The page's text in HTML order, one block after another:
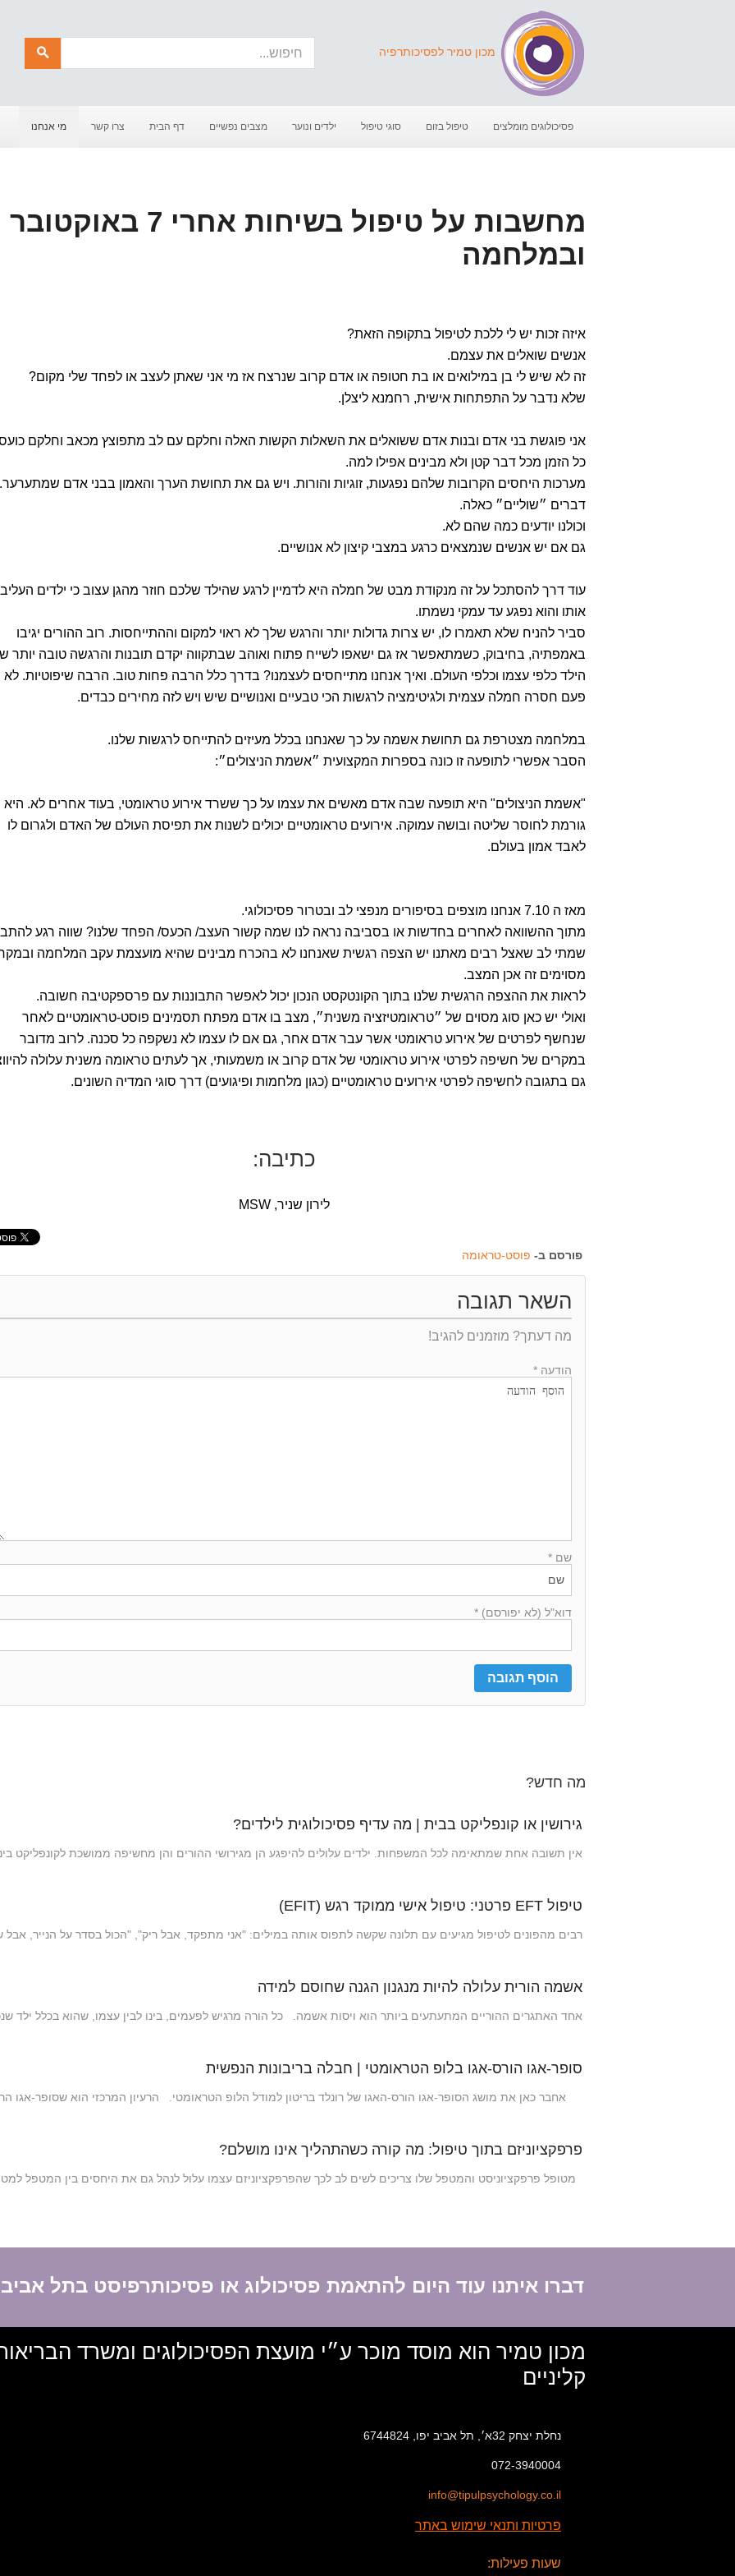
מכון טמיר לפסיכותרפיה
חיפוש
פסיכולוגים מומלצים טיפול בזום סוגי טיפול ילדים ונוער מצבים נפשיים דף הבית צרו קשר מי אנחנו
מחשבות על טיפול בשיחות אחרי 7 באוקטובר
ובמלחמה
איזה זכות יש לי ללכת לטיפול בתקופה הזאת?
אנשים שואלים את עצמם.
זה לא שיש לי בן במילואים או בת חטופה או אדם קרוב שנרצח אז מי אני שאתן לעצב או לפחד שלי מקום?
שלא נדבר על התפתחות אישית, רחמנא ליצלן.
אני פוגשת בני אדם ובנות אדם ששואלים את השאלות הקשות האלה וחלקם עם לב מתפוצץ מכאב וחלקם
כל הזמן מכל דבר קטן ולא מבינים אפילו למה.
מערכות היחסים הקרובות שלהם נפגעות, זוגיות והורות. ויש גם את תחושת הערך והאמון בבני אדם שמתערער.
דברים ״שוליים״ כאלה.
וכולנו יודעים כמה שהם לא.
גם אם יש אנשים שנמצאים כרגע במצבי קיצון לא אנושיים.
עוד דרך להסתכל על זה מנקודת מבט של חמלה היא לדמיין לרגע שהילד שלכם חוזר מהגן עצוב כי ילדים
אותו והוא נפגע עד עמקי נשמתו.
סביר להניח שלא תאמרו לו, יש צרות גדולות יותר והרגש שלך לא ראוי למקום וההתייחסות. רוב ההורים יגיבו
באמפתיה, בחיבוק, כשמתאפשר אז גם ישאפו לשייח פתוח ואוהב שבתקווה יקדם תובנות והרגשה טובה יותר
הילד כלפי עצמו וכלפי העולם. ואיך אנחנו מתייחסים לעצמנו? בדרך כלל הרבה פחות טוב. הרבה שיפוטיות. לא
פעם חסרה חמלה עצמית ולגיטימציה לרגשות הכי טבעיים ואנושיים שיש ויש לזה מחירים כבדים.
במלחמה מצטרפת גם תחושת אשמה על כך שאנחנו בכלל מעיזים להתייחס לרגשות שלנו.
הסבר אפשרי לתופעה זו כונה בספרות המקצועית ״אשמת הניצולים״:
"אשמת הניצולים" היא תופעה שבה אדם מאשים את עצמו על כך ששרד אירוע טראומטי, בעוד אחרים לא. היא
גורמת לחוסר שליטה ובושה עמוקה. אירועים טראומטיים יכולים לשנות את תפיסת העולם של האדם ולגרום לו
לאבד אמון בעולם.
מאז ה 7.10 אנחנו מוצפים בסיפורים מנפצי לב ובטרור פסיכולוגי.
מתוך ההשוואה לאחרים בחדשות או בסביבה נראה לנו שמה קשור העצב/ הכעס/ הפחד שלנו? שווה רגע
שמתי לב שאצל רבים מאתנו יש הצפה רגשית שאנחנו לא בהכרח מבינים שהיא מועצמת עקב המלחמה
מסוימים זה אכן המצב.
לראות את ההצפה הרגשית שלנו בתוך הקונטקסט הנכון יכול לאפשר התבוננות עם פרספקטיבה חשובה.
ואולי יש כאן סוג מסוים של ״טראומטיזציה משנית״, מצב בו אדם מפתח תסמינים פוסט-טראומטיים לאחר
שנחשף לפרטים של אירוע טראומטי אשר עבר אדם אחר, גם אם לו עצמו לא נשקפה כל סכנה. לרוב מדובר
במקרים של חשיפה לפרטי אירוע טראומטי של אדם קרוב או משמעותי, אך לעתים טראומה משנית עלולה
גם בתגובה לחשיפה לפרטי אירועים טראומטיים (כגון מלחמות ופיגועים) דרך סוגי המדיה השונים.
כתיבה:
לירון שניר, MSW
פורסם ב- פוסט-טראומה
השאר תגובה
מה דעתך? מוזמנים להגיב!
הודעה *
שם *
דוא"ל (לא יפורסם) *
מה חדש?
גירושין או קונפליקט בבית | מה עדיף פסיכולוגית לילדים?
אין תשובה אחת שמתאימה לכל המשפחות. ילדים עלולים להיפגע הן מגירושי ההורים והן מחשיפה ממושכת לקונפליקט
טיפול EFT פרטני: טיפול אישי ממוקד רגש (EFIT)
רבים מהפונים לטיפול מגיעים עם תלונה שקשה לתפוס אותה במילים: "אני מתפקד, אבל ריק", "הכול בסדר על הנייר, אבל
אשמה הורית עלולה להיות מנגנון הגנה שחוסם למידה
אחד האתגרים ההוריים המתעתעים ביותר הוא ויסות אשמה. כל הורה מרגיש לפעמים, בינו לבין עצמו, שהוא בכלל ילד
סופר-אגו הורס-אגו בלופ הטראומטי | חבלה בריבונות הנפשית
אחבר כאן את מושג הסופר-אגו הורס-האגו של רונלד בריטון למודל הלופ הטראומטי. הרעיון המרכזי הוא שסופר-אגו
פרפקציוניזם בתוך טיפול: מה קורה כשהתהליך אינו מושלם?
מטופל פרפקציוניסט והמטפל שלו צריכים לשים לב לכך שהפרפקציוניזם עצמו עלול לנהל גם את היחסים בין המטפל
דברו איתנו עוד היום להתאמת פסיכולוג או פסיכותרפיסט בתל
מכון טמיר הוא מוסד מוכר ע״י מועצת הפסיכולוגים ומשרד
קליניים
נחלת יצחק 32א׳, תל אביב יפו, 6744824
072-3940004
info@tipulpsychology.co.il
פרטיות ותנאי שימוש באתר
שעות פעילות: